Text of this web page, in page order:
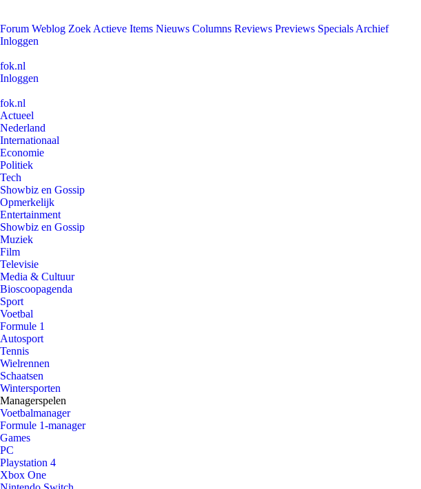
Forum Weblog Zoek Actieve Items Nieuws Columns Reviews Previews Specials Archief
Inloggen
fok.nl
Inloggen
fok.nl
Actueel
Nederland
Internationaal
Economie
Politiek
Tech
Showbiz en Gossip
Opmerkelijk
Entertainment
Showbiz en Gossip
Muziek
Film
Televisie
Media & Cultuur
Bioscoopagenda
Sport
Voetbal
Formule 1
Autosport
Tennis
Wielrennen
Schaatsen
Wintersporten
Managerspelen
Voetbalmanager
Formule 1-manager
Games
PC
Playstation 4
Xbox One